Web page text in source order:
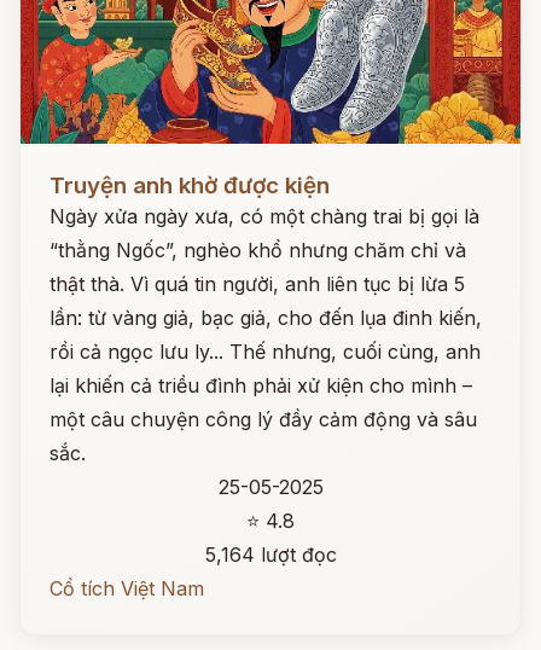
Truyện anh khờ được kiện
Ngày xửa ngày xưa, có một chàng trai bị gọi là
“thằng Ngốc”, nghèo khổ nhưng chăm chỉ và
thật thà. Vì quá tin người, anh liên tục bị lừa 5
lần: từ vàng giả, bạc giả, cho đến lụa đinh kiến,
rồi cả ngọc lưu ly... Thế nhưng, cuối cùng, anh
lại khiến cả triều đình phải xử kiện cho mình –
một câu chuyện công lý đầy cảm động và sâu
sắc.
25-05-2025
⭐ 4.8
5,164 lượt đọc
Cổ tích Việt Nam